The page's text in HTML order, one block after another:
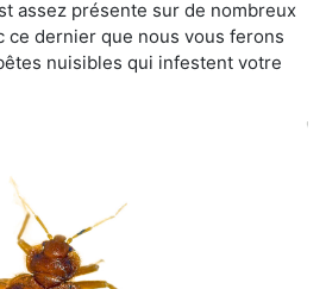
assez présente sur de nombreux
dernier que nous vous ferons
nuisibles qui infestent votre